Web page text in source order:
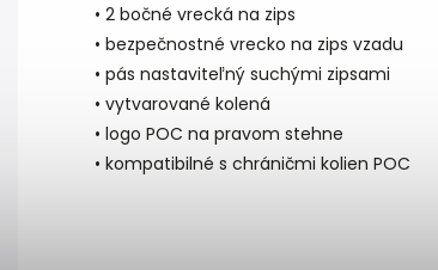
• 2 bočné vrecká na zips
• bezpečnostné vrecko na zips vzadu
• pás nastaviteľný suchými zipsami
• vytvarované kolená
• logo POC na pravom stehne
• kompatibilné s chráničmi kolien POC